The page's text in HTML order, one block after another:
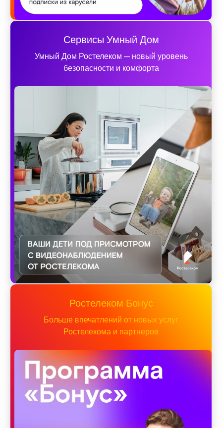
Сервисы Умный Дом
Умный Дом Ростелеком — новый уровень
безопасности и комфорта
Ростелеком Бонус
Больше впечатлений от новых услуг
Ростелекома и партнеров